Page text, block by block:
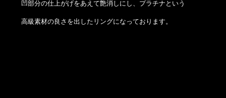
凹部分の仕上がげをあえて艶消しにし、プラチナという
高級素材の良さを出したリングになっております。